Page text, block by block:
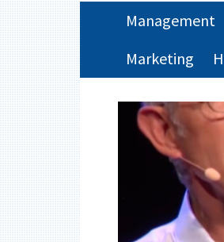
MENU
PRINCIPAL
Management
Marketing